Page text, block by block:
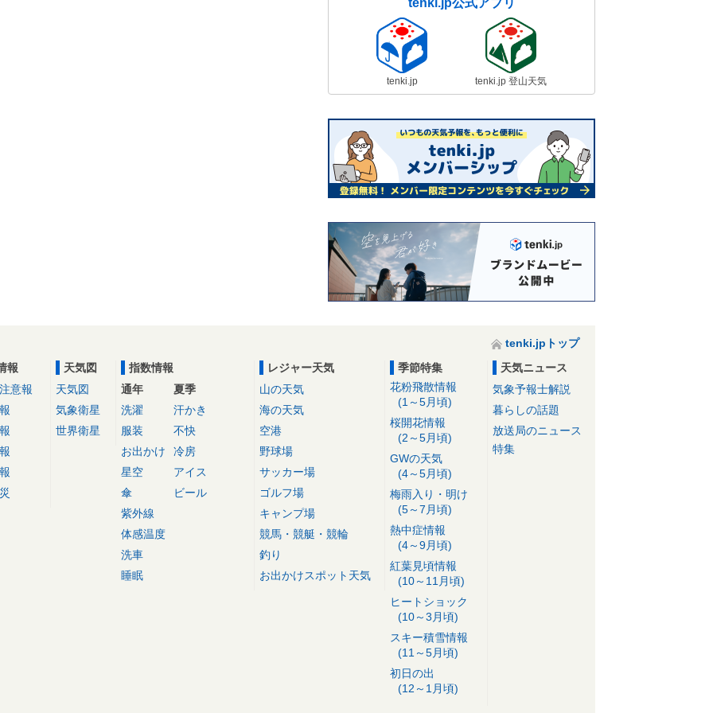
tenki.jp公式アプリ
tenki.jp tenki.jp 登山天気
tenki.jpトップ
報
意報
天気図
天気図
気象衛星
世界衛星
指数情報
通年
洗濯
服装
お出かけ
星空
傘
紫外線
体感温度
洗車
睡眠
夏季
汗かき
不快
冷房
アイス
ビール
レジャー天気
山の天気
海の天気
空港
野球場
サッカー場
ゴルフ場
キャンプ場
競馬・競艇・競輪
釣り
お出かけスポット天気
季節特集
花粉飛散情報
(1～5月頃)
桜開花情報
(2～5月頃)
GWの天気
(4～5月頃)
梅雨入り・明け
(5～7月頃)
熱中症情報
(4～9月頃)
紅葉見頃情報
(10～11月頃)
ヒートショック
(10～3月頃)
スキー積雪情報
(11～5月頃)
初日の出
(12～1月頃)
天気ニュース
気象予報士解説
暮らしの話題
放送局のニュース
特集